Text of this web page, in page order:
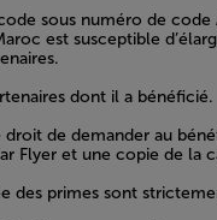
sous numéro de
est susceptible
dont il a bénéficié.
de demander au
Flyer et une copie de la
des primes sont